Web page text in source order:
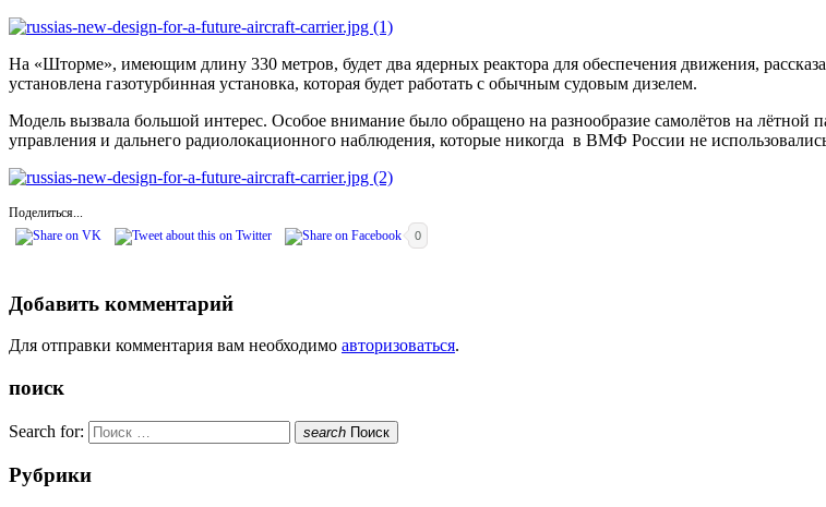
На «Шторме», имеющим длину 330 метров, будет два ядерных реактора для обеспечения движения,
установлена газотурбинная установка, которая будет работать с обычным судовым дизелем.
Модель вызвала большой интерес. Особое внимание было обращено на разнообразие самолётов на лётной
управления и дальнего радиолокационного наблюдения, которые никогда в ВМФ России не
Поделиться...
0
Добавить комментарий
Для отправки комментария вам необходимо авторизоваться.
поиск
Search for: search Поиск
Рубрики